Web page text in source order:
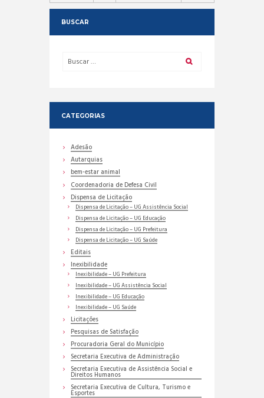
BUSCAR
CATEGORIAS
Adesão
Autarquias
bem-estar animal
Coordenadoria de Defesa Civil
Dispensa de Licitação
Dispensa de Licitação – UG Assistência Social
Dispensa de Licitação – UG Educação
Dispensa de Licitação – UG Prefeitura
Dispensa de Licitação – UG Saúde
Editais
Inexibilidade
Inexibilidade – UG Prefeitura
Inexibilidade – UG Assistência Social
Inexibilidade – UG Educação
Inexibilidade – UG Saúde
Licitações
Pesquisas de Satisfação
Procuradoria Geral do Município
Secretaria Executiva de Administração
Secretaria Executiva de Assistência Social e
Direitos Humanos
Secretaria Executiva de Cultura, Turismo e
Esportes